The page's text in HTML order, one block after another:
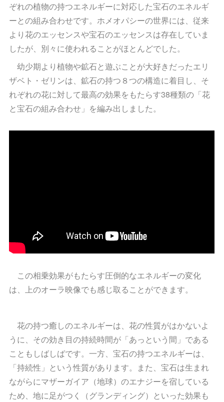
ぞれの植物の持つエネルギーに対応した宝石のエネルギ
ーとの組み合わせです。ホメオパシーの世界には、従来
より花のエッセンスや宝石のエッセンスは存在していま
したが、別々に使われることがほとんどでした。
幼少期より植物や鉱石と遊ぶことが大好きだったエリ
ザベト・ゼリンは、鉱石の持つ８つの構造に着目し、そ
れぞれの花に対して最高の効果をもたらす38種類の「花
と宝石の組み合わせ」を編み出しました。
この相乗効果がもたらす圧倒的なエネルギーの変化
は、上のオーラ映像でも感じ取ることができます。
花の持つ癒しのエネルギーは、花の性質がはかないよ
うに、その効き目の持続時間が「あっという間」である
こともしばしばです。一方、宝石の持つエネルギーは、
「持続性」という性質があります。また、宝石は生まれ
ながらにマザーガイア（地球）のエナジーを宿している
ため、地に足がつく（グランディング）といった効果も